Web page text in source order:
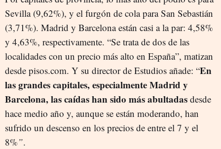
Sevilla (9,62%), y el furgón de cola para San Sebastián
(3,71%). Madrid y Barcelona están casi a la par: 4,58%
y 4,63%, respectivamente. “Se trata de dos de las
localidades con un precio más alto en España”, matizan
desde pisos.com. Y su director de Estudios añade: “En
las grandes capitales, especialmente Madrid y
Barcelona, las caídas han sido más abultadas desde
hace medio año y, aunque se están moderando, han
sufrido un descenso en los precios de entre el 7 y el
8%”.